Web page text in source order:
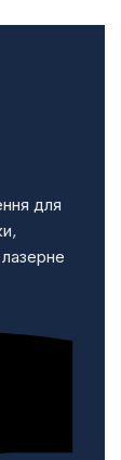
для